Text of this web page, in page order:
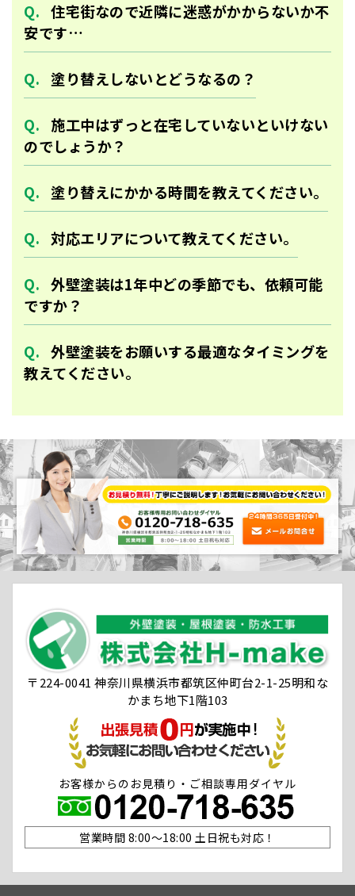
住宅街なので近隣に迷惑がかからないか不
安です…
塗り替えしないとどうなるの？
施工中はずっと在宅していないといけない
のでしょうか？
塗り替えにかかる時間を教えてください。
対応エリアについて教えてください。
外壁塗装は1年中どの季節でも、依頼可能
ですか？
外壁塗装をお願いする最適なタイミングを
教えてください。
〒224-0041 神奈川県横浜市都筑区仲町台2-1-25明和な
かまち地下1階103
お客様からのお見積り・ご相談専用ダイヤル
営業時間 8:00〜18:00 土日祝も対応！